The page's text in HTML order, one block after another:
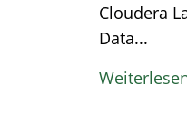
Cloudera
Data...